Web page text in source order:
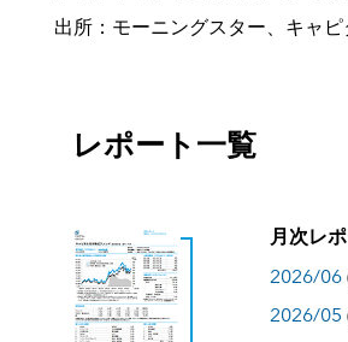
出所：モーニングスター、キャピ
レポート一覧
月次レ
2026/06
2026/05